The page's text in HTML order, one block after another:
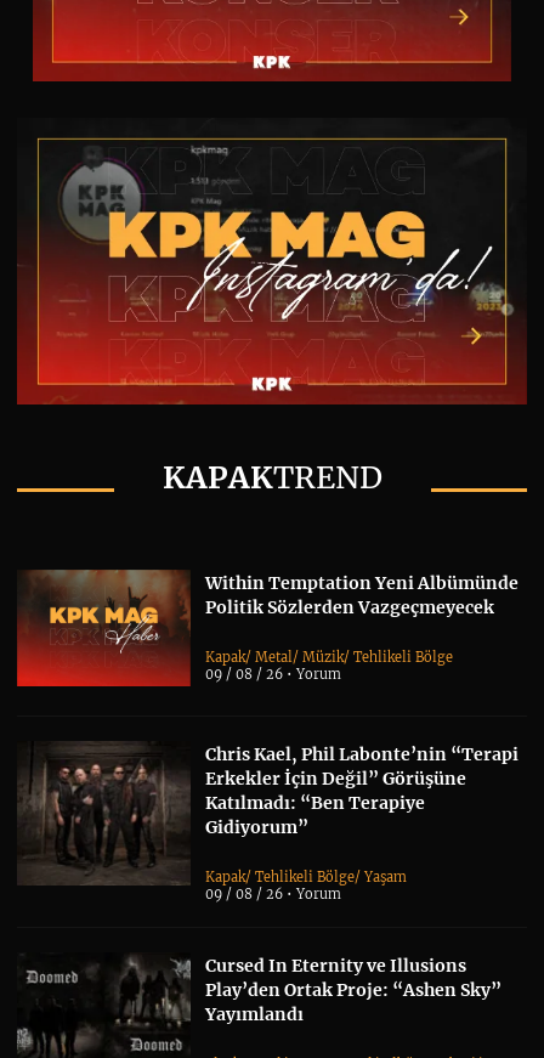
KAPAKTREND
Within Temptation Yeni Albümünde
Politik Sözlerden Vazgeçmeyecek
Kapak/Metal/Müzik/Tehlikeli Bölge
09 / 08 / 26 •Yorum
Chris Kael, Phil Labonte’nin “Terapi
Erkekler İçin Değil” Görüşüne
Katılmadı: “Ben Terapiye
Gidiyorum”
Kapak/Tehlikeli Bölge/Yaşam
09 / 08 / 26 •Yorum
Cursed In Eternity ve Illusions
Play’den Ortak Proje: “Ashen Sky”
Yayımlandı